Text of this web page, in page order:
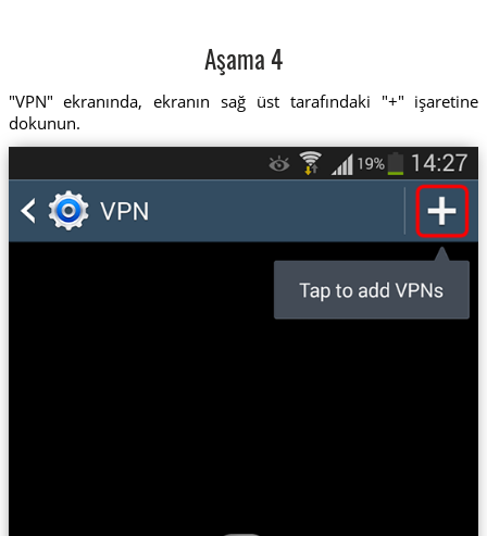
Aşama 4
"VPN" ekranında, ekranın sağ üst tarafındaki "+" işaretine
dokunun.